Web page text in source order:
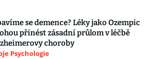
se demence? Léky jako Ozempic
přinést zásadní průlom v léčbě
choroby
Psychologie